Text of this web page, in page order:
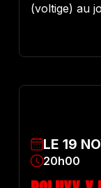
(voltige) au
LE19
20h00